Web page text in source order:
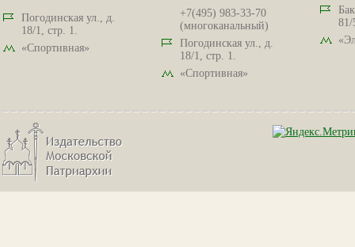
Погодинская ул., д.
18/1, стр. 1.
«Спортивная»
+7(495) 983-33-70
(многоканальный)
Погодинская ул., д.
18/1, стр. 1.
«Спортивная»
81/